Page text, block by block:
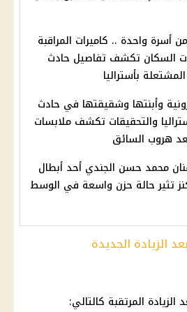
رحيل 3 من أسرة واحدة .. كاميرات المراقبة
السكان تكشف تفاصيل حادث
بأستراليا
وأبنتها وشقيقتها في حادث
والتحقيقات تكشف ملابسات
هروب السائق
محمد حسن الجندي أحد أبطال
تثير حالة حزن واسعة في الوسط
الزيادة الجديدة
المرتقبة كالتالي: